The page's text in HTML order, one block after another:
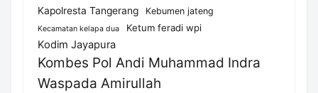
Kapolresta Tangerang Kebumen jateng
Kecamatan kelapa dua Ketum feradi wpi
Kodim Jayapura
Kombes Pol Andi Muhammad Indra
Waspada Amirullah